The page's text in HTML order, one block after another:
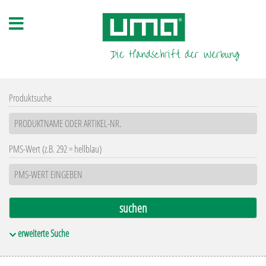
Produktsuche
PMS-Wert (z.B. 292 = hellblau)
erweiterte Suche